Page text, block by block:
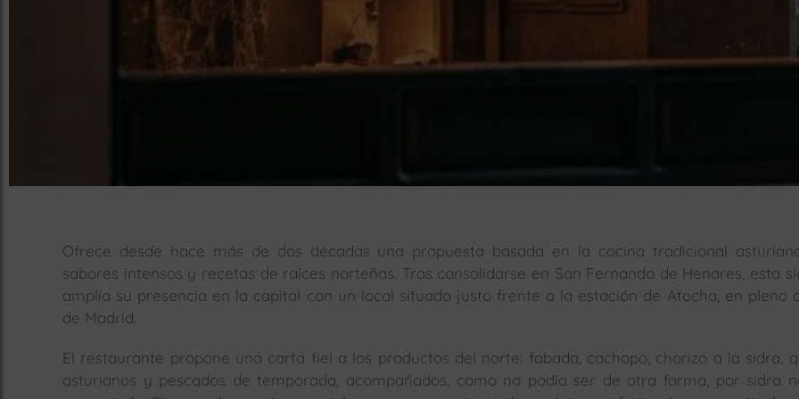
Ofrece desde hace más de dos décadas una propuesta basada en la cocina tradicional
sabores intensos y recetas de raíces norteñas. Tras consolidarse en San Fernando de Henares, esta
amplía su presencia en la capital con un local situado justo frente a la estación de Atocha, en pleno
de Madrid.
El restaurante propone una carta fiel a los productos del norte: fabada, cachopo, chorizo a la sidra,
asturianos y pescados de temporada, acompañados, como no podía ser de otra forma, por sidra